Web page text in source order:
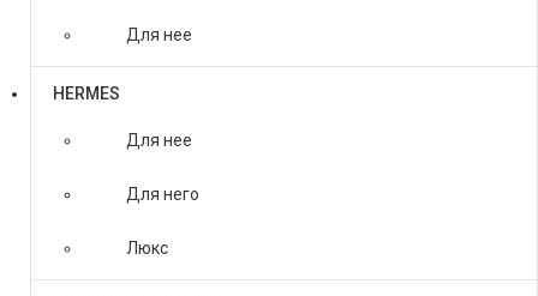
Для нее
HERMES
Для нее
Для него
Люкс